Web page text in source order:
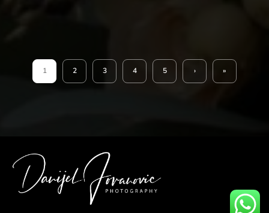
1 2 3 4 5 › »